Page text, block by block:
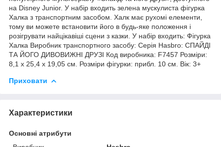
на Disney Junior. У набір входить зелена мускулиста фігурка
Халка з транспортним засобом. Халк має рухомі елементи,
тому ви можете встановити його в будь-яке положення і
розігрувати найцікавіші сцени з казки. У набір входить: Фігурка
Халка Виробник транспортного засобу: Серія Hasbro: СПАЙДІ
ТА ЙОГО ДИВОВИЖНІ ДРУЗІ Код виробника: F7457 Розміри:
‎8,1 x 25,4 x 19,05 см. Розміри фігурки: прибл. 10 см. Вік: 3+
Приховати
Характеристики
Основні атрибути